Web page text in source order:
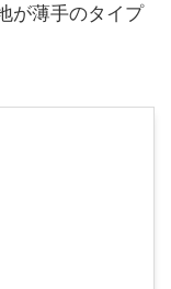
が薄手のタイプ